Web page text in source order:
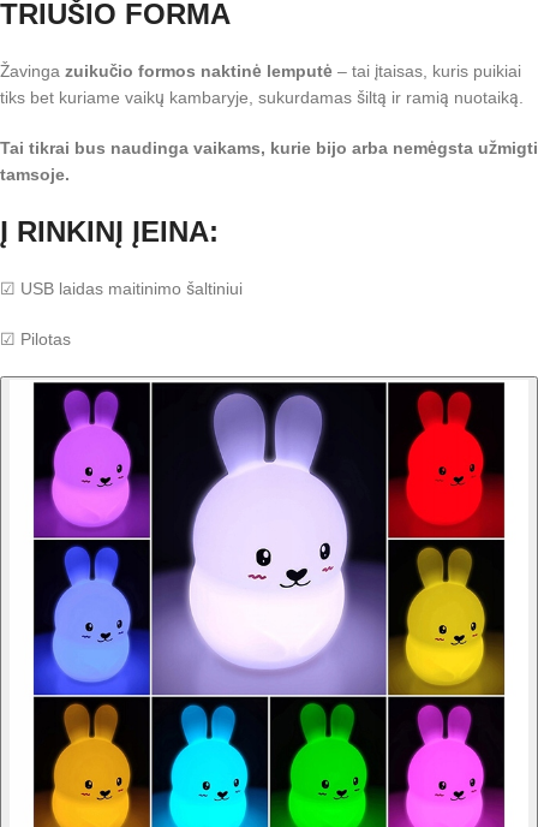
TRIUŠIO FORMA
Žavinga zuikučio formos naktinė lemputė – tai įtaisas, kuris puikiai
tiks bet kuriame vaikų kambaryje, sukurdamas šiltą ir ramią nuotaiką.
Tai tikrai bus naudinga vaikams, kurie bijo arba nemėgsta užmigti
tamsoje.
Į RINKINĮ ĮEINA:
☑ USB laidas maitinimo šaltiniui
☑ Pilotas